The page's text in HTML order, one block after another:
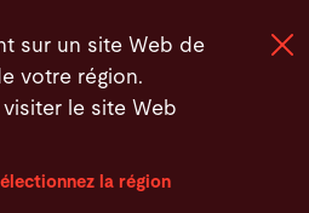
sur un site Web de
votre région.
le site Web
la région
Options